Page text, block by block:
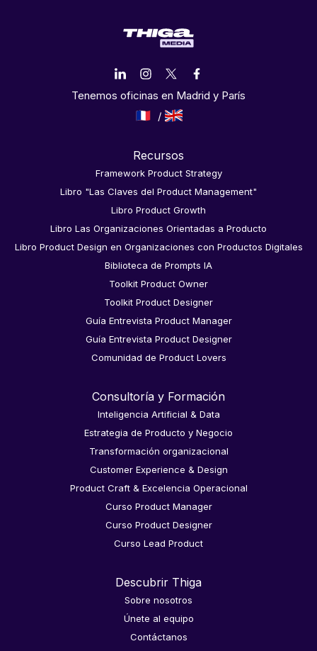
Tenemos oficinas en Madrid y París
Recursos
Framework Product Strategy
Libro "Las Claves del Product Management"
Libro Product Growth
Libro Las Organizaciones Orientadas a Producto
Libro Product Design en Organizaciones con Productos Digitales
Biblioteca de Prompts IA
Toolkit Product Owner
Toolkit Product Designer
Guía Entrevista Product Manager
Guía Entrevista Product Designer
Comunidad de Product Lovers
Consultoría y Formación
Inteligencia Artificial & Data
Estrategia de Producto y Negocio
Transformación organizacional
Customer Experience & Design
Product Craft & Excelencia Operacional
Curso Product Manager
Curso Product Designer
Curso Lead Product
Descubrir Thiga
Sobre nosotros
Únete al equipo
Contáctanos